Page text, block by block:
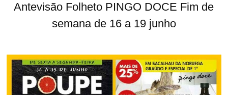
Antevisão Folheto PINGO DOCE Fim de
semana de 16 a 19 junho